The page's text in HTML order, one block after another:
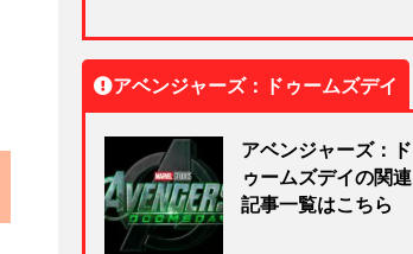
アベンジャーズ：ドゥームズデイ
アベンジャーズ：ド
ゥームズデイの関連
記事一覧はこちら